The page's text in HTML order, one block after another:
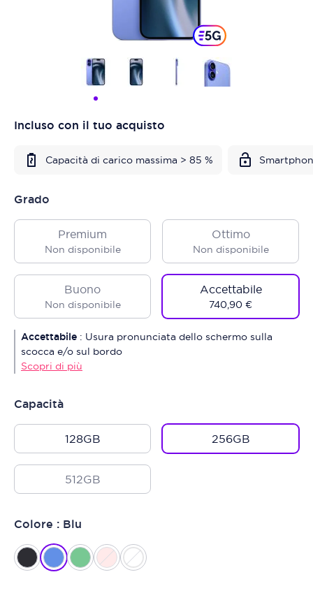
Incluso con il tuo acquisto
Capacità di carico massima > 85 %
Grado
Premium
Non disponibile
Ottimo
Non disponibile
Buono
Non disponibile
Accettabile
740,90 €
Accettabile : Usura pronunciata dello schermo sulla
scocca e/o sul bordo
Scopri di più
Capacità
128GB 256GB
512GB
Colore : Blu